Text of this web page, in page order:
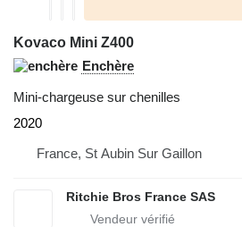
Kovaco Mini Z400
Enchère
Mini-chargeuse sur chenilles
2020
France, St Aubin Sur Gaillon
Ritchie Bros France SAS